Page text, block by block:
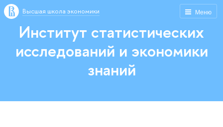
Меню
Высшая школа экономики
Институт статистических
исследований и экономики
знаний